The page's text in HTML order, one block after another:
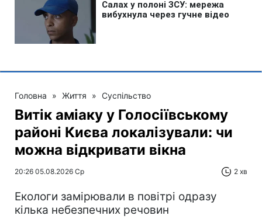
Головна » Життя » Суспільство
Витік аміаку у Голосіївському
районі Києва локалізували: чи
можна відкривати вікна
20:26 05.08.2026 Ср 2 хв
Екологи замірювали в повітрі одразу
кілька небезпечних речовин